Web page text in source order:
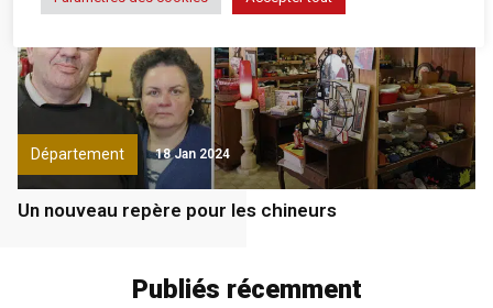
Département 18 Jan 2024
Un nouveau repère pour les chineurs
Publiés récemment